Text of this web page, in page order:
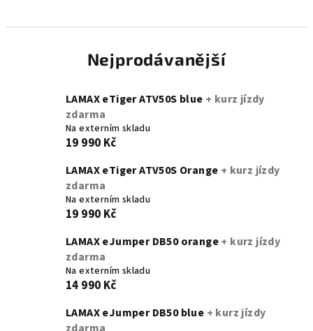
Nejprodávanější
LAMAX eTiger ATV50S blue + kurz jízdy
zdarma
Na externím skladu
19 990 Kč
LAMAX eTiger ATV50S Orange + kurz jízdy
zdarma
Na externím skladu
19 990 Kč
LAMAX eJumper DB50 orange+ kurz jízdy
zdarma
Na externím skladu
14 990 Kč
LAMAX eJumper DB50 blue + kurz jízdy